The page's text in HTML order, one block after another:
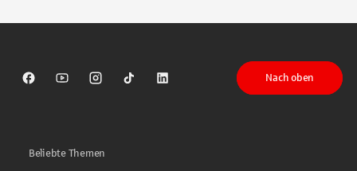
Sparkasse auf Facebook
Sparkasse auf Youtube
Sparkasse auf Instagram
Sparkasse auf TikTok
Sparkasse auf LinkedIn
Nach oben
Beliebte Themen